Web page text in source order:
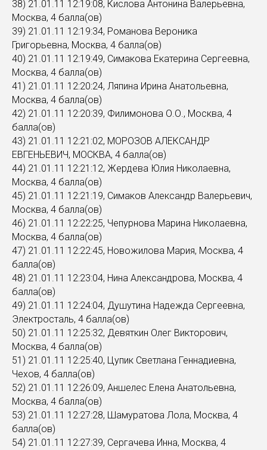
38) 21.01.11 12:19:08, Кислова Антонина Валерьевна,
Москва, 4 балла(ов)
39) 21.01.11 12:19:34, Романова Вероника
Григорьевна, Москва, 4 балла(ов)
40) 21.01.11 12:19:49, Симакова Екатерина Сергеевна,
Москва, 4 балла(ов)
41) 21.01.11 12:20:24, Ляпина Ирина Анатольевна,
Москва, 4 балла(ов)
42) 21.01.11 12:20:39, Филимонова О.О., Москва, 4
балла(ов)
43) 21.01.11 12:21:02, МОРОЗОВ АЛЕКСАНДР
ЕВГЕНЬЕВИЧ, МОСКВА, 4 балла(ов)
44) 21.01.11 12:21:12, Жердева Юлия Николаевна,
Москва, 4 балла(ов)
45) 21.01.11 12:21:19, Симаков Александр Валерьевич,
Москва, 4 балла(ов)
46) 21.01.11 12:22:25, Чепурнова Марина Николаевна,
Москва, 4 балла(ов)
47) 21.01.11 12:22:45, Новожилова Мария, Москва, 4
балла(ов)
48) 21.01.11 12:23:04, Нина Александрова, Москва, 4
балла(ов)
49) 21.01.11 12:24:04, Душутина Надежда Сергеевна,
Электросталь, 4 балла(ов)
50) 21.01.11 12:25:32, Девяткин Олег Викторович,
Москва, 4 балла(ов)
51) 21.01.11 12:25:40, Цупик Светлана Геннадиевна,
Чехов, 4 балла(ов)
52) 21.01.11 12:26:09, Аншелес Елена Анатольевна,
Москва, 4 балла(ов)
53) 21.01.11 12:27:28, Шамуратова Лола, Москва, 4
балла(ов)
54) 21.01.11 12:27:39, Сергачева Инна, Москва, 4